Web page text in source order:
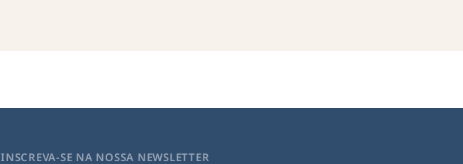
INSCREVA-SE NA NOSSA NEWSLETTER